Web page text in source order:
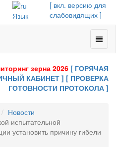
Язык
[ вкл. версию для
слабовидящих ]
Toggle
зерна 2026 [ ГОРЯЧАЯ
КАБИНЕТ ] [ ПРОВЕРКА
ГОТОВНОСТИ ПРОТОКОЛА ]
Новости
испытательной
установить причину гибели